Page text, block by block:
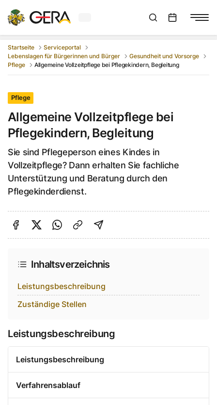
Aktuelles Wetter in GeraSuchleiste anzeigen
Startseite
Serviceportal
Lebenslagen für Bürgerinnen und Bürger
Gesundheit und Vorsorge
Pflege
Allgemeine Vollzeitpflege bei Pflegekindern, Begleitung
Pflege
Allgemeine Vollzeitpflege bei
Pflegekindern, Begleitung
Sie sind Pflegeperson eines Kindes in
Vollzeitpflege? Dann erhalten Sie fachliche
Unterstützung und Beratung durch den
Pflegekinderdienst.
Auf Facebook teilen
Auf Twitter teilen
Per Link teilen
shareViaEmail
Inhaltsverzeichnis
Leistungsbeschreibung
Zuständige Stellen
Leistungsbeschreibung
Leistungsbeschreibung
Verfahrensablauf